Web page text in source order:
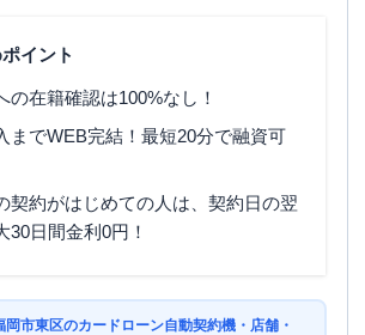
イント
の在籍確認は100%なし！
までWEB完結！最短20分で融資可
契約がはじめての人は、契約日の翌
30日間金利0円！
岡市東区のカードローン自動契約機・店舗・